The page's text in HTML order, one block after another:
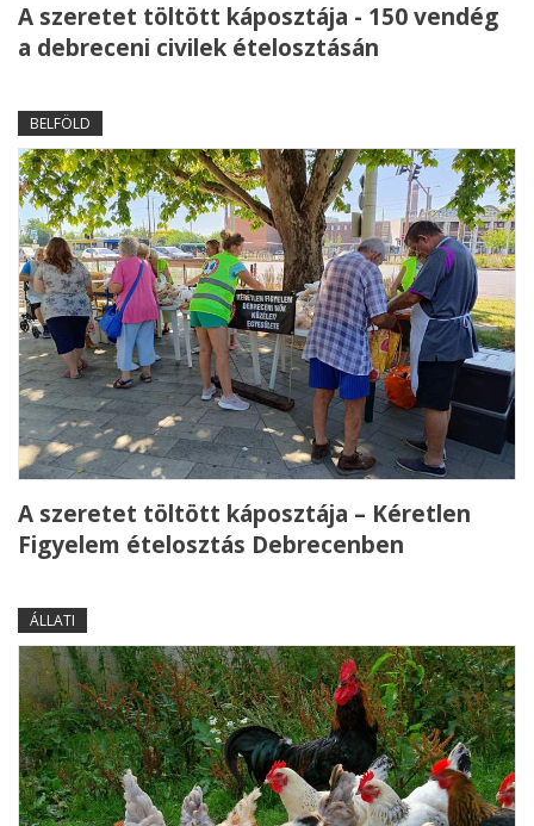
A szeretet töltött káposztája - 150 vendég
a debreceni civilek ételosztásán
BELFÖLD
A szeretet töltött káposztája – Kéretlen
Figyelem ételosztás Debrecenben
ÁLLATI